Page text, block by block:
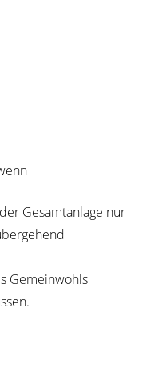
Gesamtanlage nur
Gemeinwohls